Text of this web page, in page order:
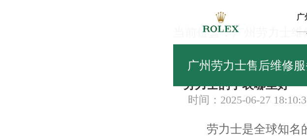
广
广州劳力士售后维修
当前位置：广州劳力士维
常见问题
劳力士的手表哪里好
时间：2025-06-27
劳力士是全球知名的